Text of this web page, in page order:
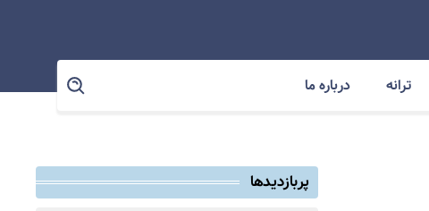
ترانه درباره ما
پربازدیدها